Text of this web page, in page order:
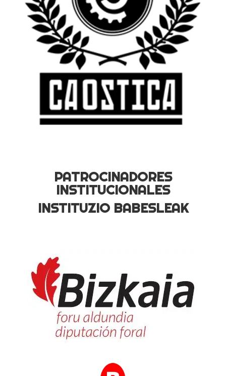
PATROCINADORES
INSTITUCIONALES
INSTITUZIO BABESLEAK